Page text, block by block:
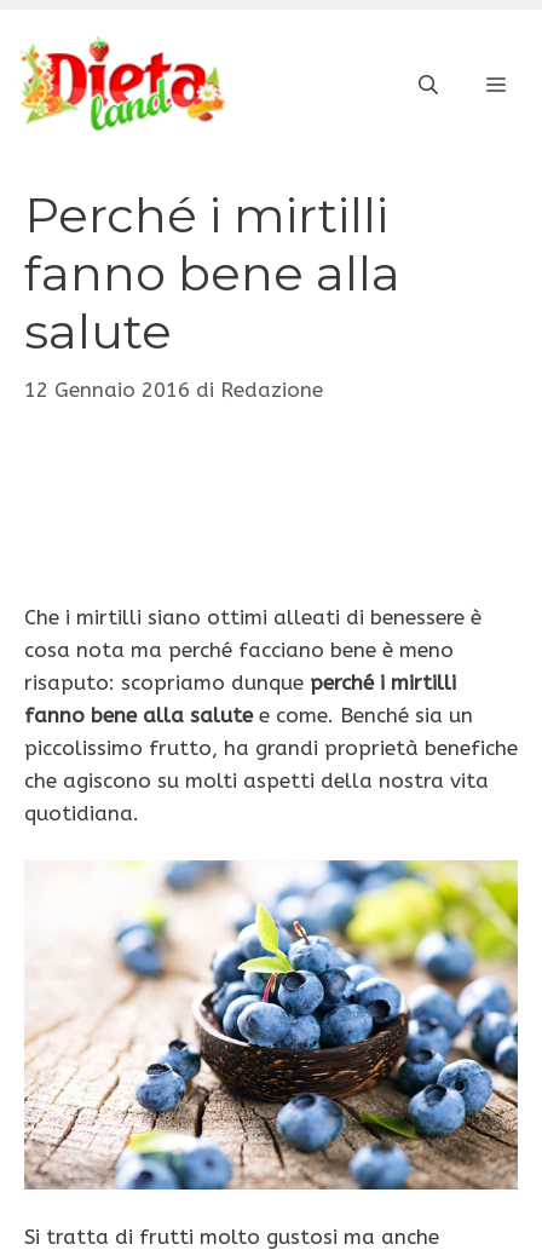
contenuto
Perché i mirtilli
fanno bene alla
salute
12 Gennaio 2016 di Redazione
Che i mirtilli siano ottimi alleati di benessere è
cosa nota ma perché facciano bene è meno
risaputo: scopriamo dunque perché i mirtilli
fanno bene alla salutee come. Benché sia un
piccolissimo frutto, ha grandi proprietà benefiche
che agiscono su molti aspetti della nostra vita
quotidiana.
Si tratta di frutti molto gustosi ma anche